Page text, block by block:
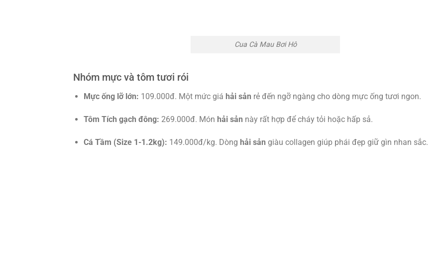
Cua Cà Mau Bơi Hô
Nhóm mực và tôm tươi rói
Mực ống lỡ lớn: 109.000đ. Một mức giá hải sản rẻ đến ngỡ ngàng cho dòng mực ống tươi ngon.
Tôm Tích gạch đông: 269.000đ. Món hải sản này rất hợp để cháy tỏi hoặc hấp sả.
Cá Tầm (Size 1-1.2kg): 149.000đ/kg. Dòng hải sản giàu collagen giúp phái đẹp giữ gìn nhan sắc.